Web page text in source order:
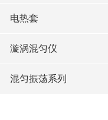
电热套
漩涡混匀仪
混匀振荡系列